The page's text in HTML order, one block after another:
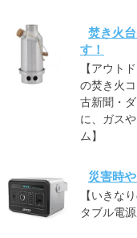
焚き火
す！
【アウト
の焚き火
古新聞・
に、ガス
ム】
災害時
【いきな
タブル電